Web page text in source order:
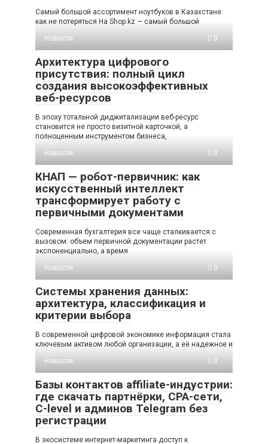
Самый большой ассортимент ноутбуков в Казахстане:
как не потеряться На Shop.kz — самый большой
Новости
0
Архитектура цифрового
присутствия: полный цикл
создания высокоэффективных
веб-ресурсов
В эпоху тотальной диджитализации веб-ресурс
становится не просто визитной карточкой, а
полноценным инструментом бизнеса,
Новости
0
КНАП — робот-первичник: как
искусственный интеллект
трансформирует работу с
первичными документами
Современная бухгалтерия все чаще сталкивается с
вызовом: объем первичной документации растет
экспоненциально, а время
Новости
0
Системы хранения данных:
архитектура, классификация и
критерии выбора
В современной цифровой экономике информация стала
ключевым активом любой организации, а её надежное и
Новости
0
Базы контактов affiliate-индустрии:
где скачать партнёрки, CPA-сети,
C-level и админов Telegram без
регистрации
В экосистеме интернет-маркетинга доступ к